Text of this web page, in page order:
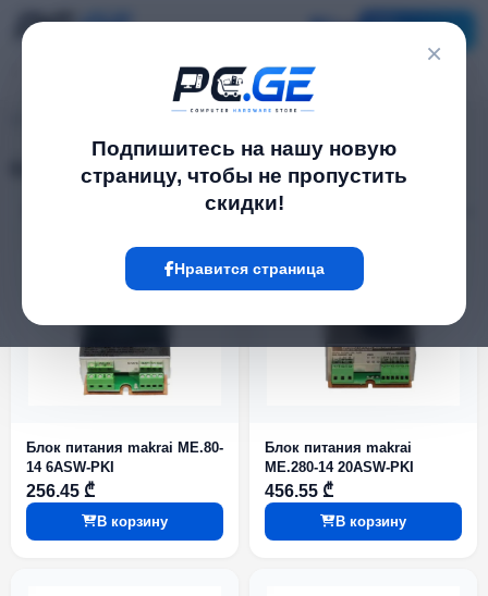
×
Подпишитесь на нашу новую
страницу, чтобы не пропустить
скидки!
Нравится страница
Блоки питания
24 Товар
Блок питания makrai ME.80-
14 6ASW-PKI
256.45 ₾
В корзину
Блок питания makrai
ME.280-14 20ASW-PKI
456.55 ₾
В корзину